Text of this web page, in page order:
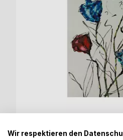
Wir respektieren den